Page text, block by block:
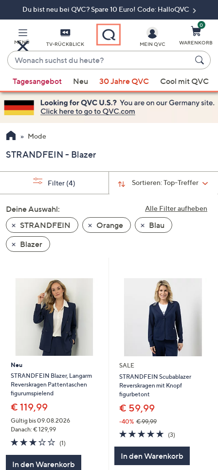
Du bist neu bei QVC? Spare 10 Euro! Code: HalloQVC
MENÜ TV-RÜCKBLICK
Wonach
suchst
du
heute?
Vorschläge
verfügbar
sind,
verwenden
Sie
Pfeiltasten
nach
und
nach
unten
oder
wischen
Sie
diese
anzuzeigen.
MEIN QVC
0
WARENKORB
Tagesangebot Neu 30 Jahre QVC Cool mit QVC
Mode
STRANDFEIN - Blazer
Sortieren:Top-Treffer
Filter (4)
Alle Filter aufheben
Deine Auswahl:
STRANDFEIN
Orange
Blau
Blazer
Neu
STRANDFEIN Blazer, Langarm
Reverskragen Pattentaschen
figurumspielend
€ 119,99
Gültig bis 09.08.2026
Danach: € 129,99
3.0
von
(1)1
In den Warenkorb
SALE
STRANDFEIN Scubablazer
Reverskragen mit Knopf
figurbetont
€ 59,99
-40% € 99,99
5.0
von
(3)3
In den Warenkorb